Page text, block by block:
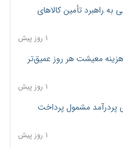
راهبرد تأمین کالاهای
۱ روز پیش
معیشت هر روز عمیق‌تر
۱ روز پیش
پردرآمد مشمول پرداخت
۱ روز پیش